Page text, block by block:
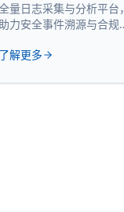
量日志采集与分析平台，
力安全事件溯源与合规
了解更多